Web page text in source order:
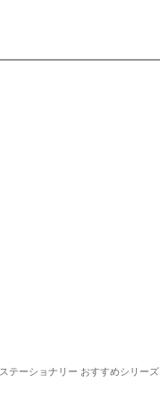
ステーショナリー おすすめシリーズ